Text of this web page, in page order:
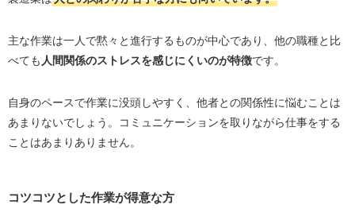
主な作業は一人で黙々と進行するものが中心であり、他の職種と比
べても 人間関係のストレスを感じにくいのが特徴です。
自身のペースで作業に没頭しやすく、他者との関係性に悩むことは
あまりないでしょう。コミュニケーションを取りながら仕事をする
ことはあまりありません。
コツコツとした作業が得意な方